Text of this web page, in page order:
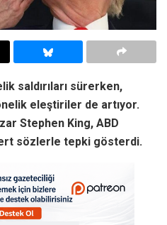
saldırıları sürerken,
eleştiriler de artıyor.
Stephen King, ABD
sözlerle tepki gösterdi.